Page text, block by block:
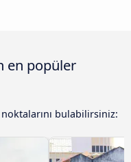
en popüler
bulabilirsiniz: